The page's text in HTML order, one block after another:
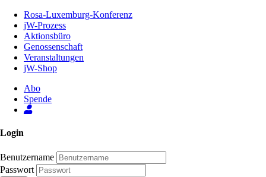
Inhalt
Seite
Rosa-Luxemburg-Konferenz
jW-Prozess
Aktionsbüro
Genossenschaft
Veranstaltungen
jW-Shop
Abo
Spende
Login
Benutzername
Passwort